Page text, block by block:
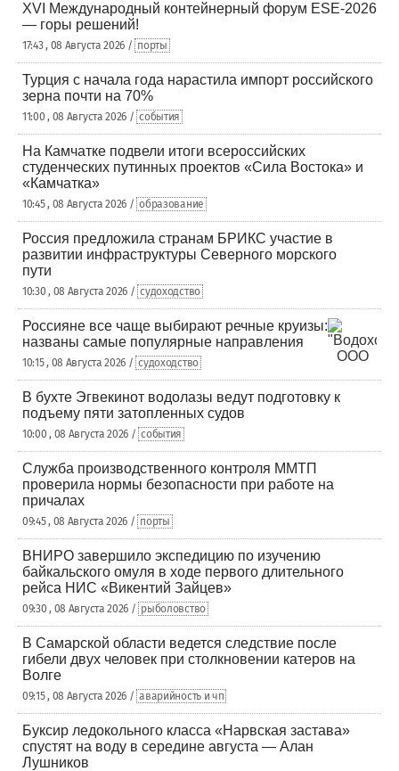
XVI Международный контейнерный форум ESE-2026
— горы решений!
17:43 , 08 Августа 2026 / порты
Турция с начала года нарастила импорт российского
зерна почти на 70%
11:00 , 08 Августа 2026 / события
На Камчатке подвели итоги всероссийских
студенческих путинных проектов «Сила Востока» и
«Камчатка»
10:45 , 08 Августа 2026 / образование
Россия предложила странам БРИКС участие в
развитии инфраструктуры Северного морского
пути
10:30 , 08 Августа 2026 / судоходство
Россияне все чаще выбирают речные круизы:
названы самые популярные направления
10:15 , 08 Августа 2026 / судоходство
В бухте Эгвекинот водолазы ведут подготовку к
подъему пяти затопленных судов
10:00 , 08 Августа 2026 / события
Служба производственного контроля ММТП
проверила нормы безопасности при работе на
причалах
09:45 , 08 Августа 2026 / порты
ВНИРО завершило экспедицию по изучению
байкальского омуля в ходе первого длительного
рейса НИС «Викентий Зайцев»
09:30 , 08 Августа 2026 / рыболовство
В Самарской области ведется следствие после
гибели двух человек при столкновении катеров на
Волге
09:15 , 08 Августа 2026 / аварийность и чп
Буксир ледокольного класса «Нарвская застава»
спустят на воду в середине августа — Алан
Лушников